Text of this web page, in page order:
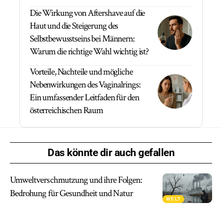
Die Wirkung von Aftershave auf die
Haut und die Steigerung des
Selbstbewusstseins bei Männern:
Warum die richtige Wahl wichtig ist?
Vorteile, Nachteile und mögliche
Nebenwirkungen des Vaginalrings:
Ein umfassender Leitfaden für den
österreichischen Raum
Das könnte dir auch gefallen
WELT
Umweltverschmutzung und ihre Folgen:
Bedrohung für Gesundheit und Natur